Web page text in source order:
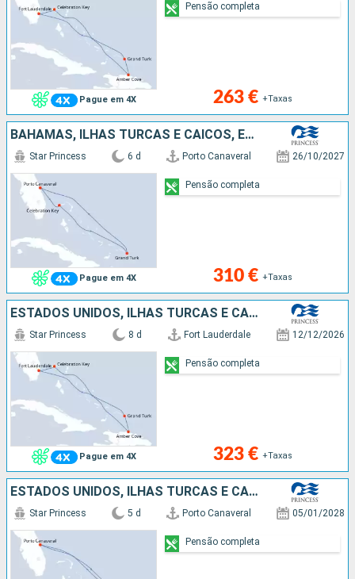
Pague em 4X 263 € +Taxas
Pensão completa
BAHAMAS, ILHAS TURCAS E CAICOS, ESTADOS UNIDOS
Pague em 4X
Star Princess 6 d Porto Canaveral 26/10/2027
310 € +Taxas
Pensão completa
ESTADOS UNIDOS, ILHAS TURCAS E CAICOS, REPÚBLICA DOMINICANA, BAHAMAS
Pague em 4X
Star Princess 8 d Fort Lauderdale 12/12/2026
323 € +Taxas
Pensão completa
ESTADOS UNIDOS, ILHAS TURCAS E CAICOS
Star Princess 5 d Porto Canaveral 05/01/2028
Pensão completa